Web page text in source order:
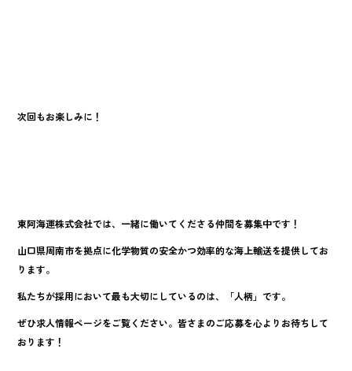
次回もお楽しみに！
東阿海運株式会社では、一緒に働いてくださる仲間を募集中です！
山口県周南市を拠点に化学物質の安全かつ効率的な海上輸送を提供してお
ります。
私たちが採用において最も大切にしているのは、「人柄」です。
ぜひ求人情報ページをご覧ください。皆さまのご応募を心よりお待ちして
おります！